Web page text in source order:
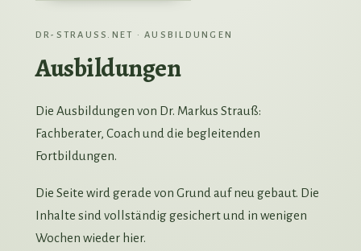
DR-STRAUSS.NET · AUSBILDUNGEN
Ausbildungen
Die Ausbildungen von Dr. Markus Strauß:
Fachberater, Coach und die begleitenden
Fortbildungen.
Die Seite wird gerade von Grund auf neu gebaut. Die
Inhalte sind vollständig gesichert und in wenigen
Wochen wieder hier.